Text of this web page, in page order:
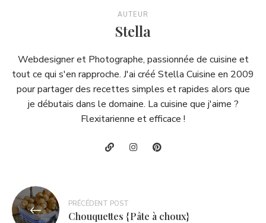
AUTEUR
Stella
Webdesigner et Photographe, passionnée de cuisine et
tout ce qui s'en rapproche. J'ai créé Stella Cuisine en 2009
pour partager des recettes simples et rapides alors que
je débutais dans le domaine. La cuisine que j'aime ?
Flexitarienne et efficace !
Navigation
de
PRÉCÉDENT POST
Chouquettes {Pâte à choux}